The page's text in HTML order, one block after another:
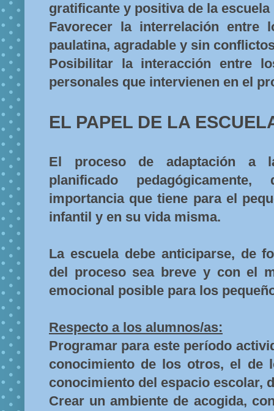
gratificante y positiva de la
Favorecer la interrelación entre
paulatina, agradable y sin
Posibilitar la interacción entre
personales que intervienen en el
EL PAPEL DE LA
El proceso de adaptación a
planificado
importancia que tiene para el
infantil y en su vida misma.
La escuela debe anticiparse, de
del proceso sea breve y con el
emocional posible para los
Respecto a los alumnos/as:
Programar para este período
conocimiento de los otros, el de
conocimiento del espacio escolar,
Crear un ambiente de acogida,